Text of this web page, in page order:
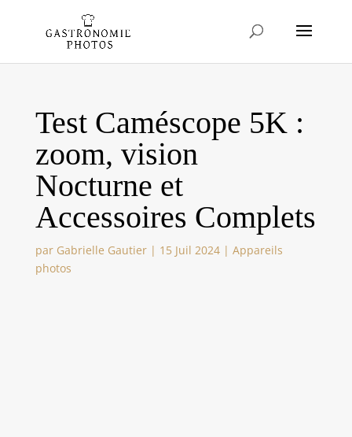
Test Caméscope 5K :
zoom, vision
Nocturne et
Accessoires Complets
par Gabrielle Gautier| 15 Juil 2024| Appareils
photos